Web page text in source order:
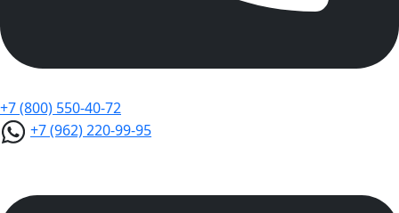
+7 (800) 550-40-72
+7 (962) 220-99-95